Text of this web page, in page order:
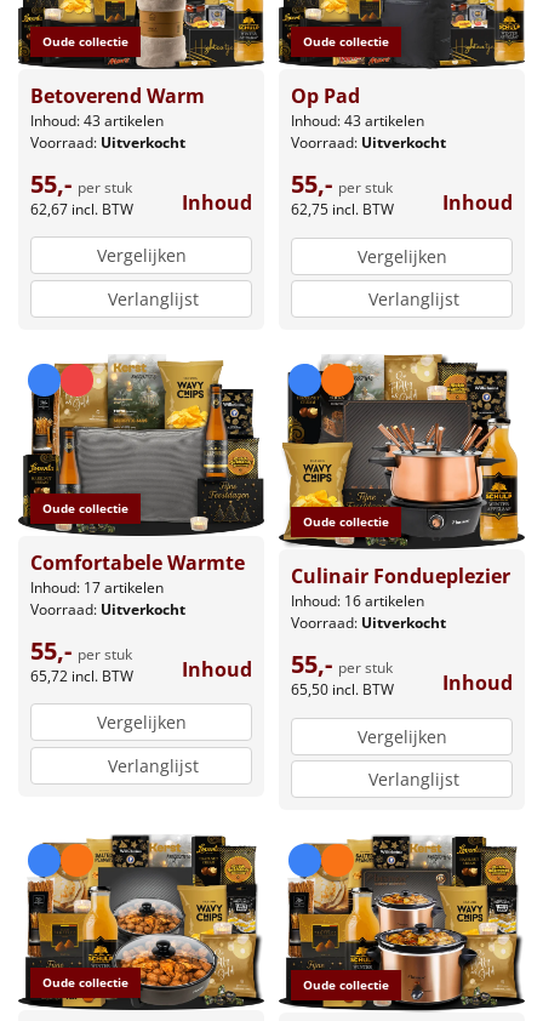
Oude collectie
Betoverend Warm
Inhoud: 43 artikelen
Voorraad: Uitverkocht
55,- per stuk
62,67 incl. BTW Inhoud
Vergelijken
Verlanglijst
Oude collectie
Op Pad
Inhoud: 43 artikelen
Voorraad: Uitverkocht
55,- per stuk
62,75 incl. BTW Inhoud
Vergelijken
Verlanglijst
Oude collectie
Comfortabele Warmte
Inhoud: 17 artikelen
Voorraad: Uitverkocht
55,- per stuk
65,72 incl. BTW Inhoud
Vergelijken
Verlanglijst
Oude collectie
Culinair Fondueplezier
Inhoud: 16 artikelen
Voorraad: Uitverkocht
55,- per stuk
65,50 incl. BTW Inhoud
Vergelijken
Verlanglijst
Oude collectie Oude collectie